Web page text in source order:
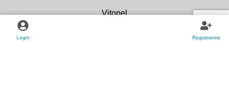
Login Registrarme